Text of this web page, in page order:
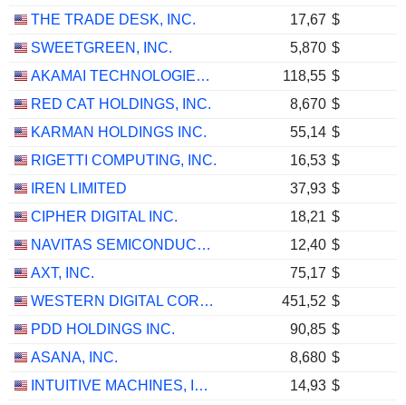
THE TRADE DESK, INC.
17,67 $
SWEETGREEN, INC.
5,870 $
AKAMAI TECHNOLOGIES, INC.
118,55 $
RED CAT HOLDINGS, INC.
8,670 $
KARMAN HOLDINGS INC.
55,14 $
RIGETTI COMPUTING, INC.
16,53 $
IREN LIMITED
37,93 $
CIPHER DIGITAL INC.
18,21 $
NAVITAS SEMICONDUCTOR CORPORATION
12,40 $
AXT, INC.
75,17 $
WESTERN DIGITAL CORPORATION
451,52 $
PDD HOLDINGS INC.
90,85 $
ASANA, INC.
8,680 $
INTUITIVE MACHINES, INC.
14,93 $